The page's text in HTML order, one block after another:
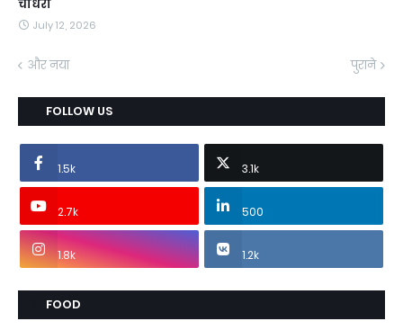
चौधरी
July 12, 2026
और नया पुराने
FOLLOW US
1.5k 3.1k
2.7k 500
1.8k 1.2k
FOOD